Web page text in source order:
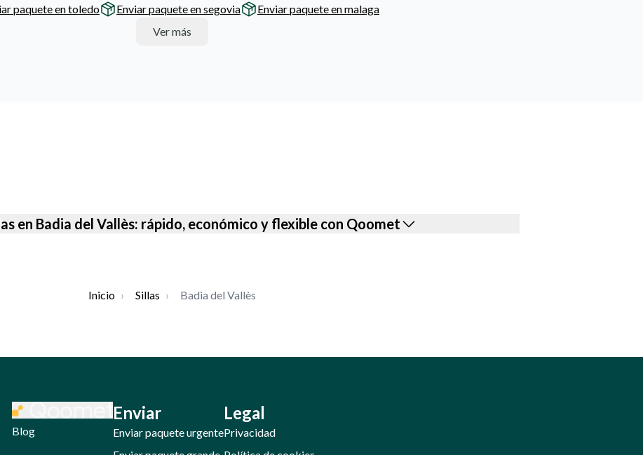
paquete en toledo Enviar paquete en segovia
Enviar paquete en malaga
Ver más
en Badia del Vallès: rápido, económico y flexible con Qoomet
Inicio › Sillas › Badia del Vallès
Blog
Enviar
Enviar paquete urgente
Legal
Privacidad